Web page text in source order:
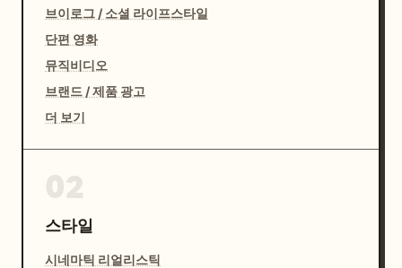
브이로그 / 소셜 라이프스타일
단편 영화
뮤직비디오
브랜드 / 제품 광고
더 보기
스타일
시네마틱 리얼리스틱